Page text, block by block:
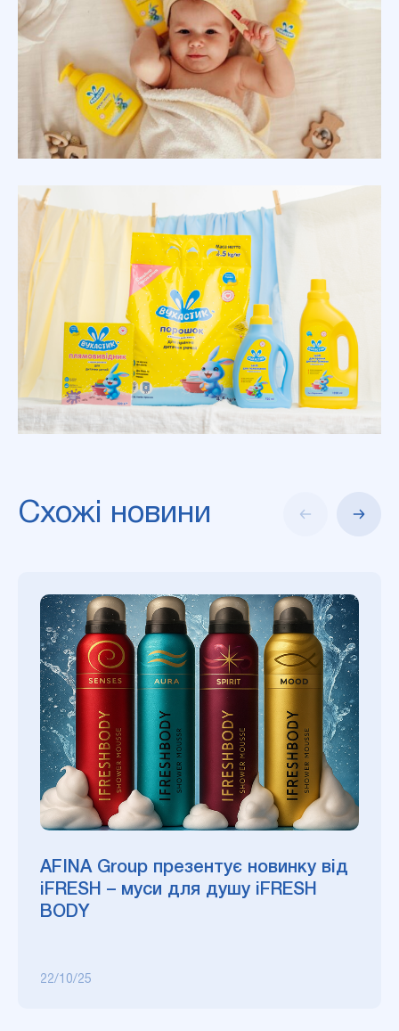
Схожі новини
AFINA Group презентує новинку від
iFRESH – муси для душу iFRESH
BODY
22/10/25